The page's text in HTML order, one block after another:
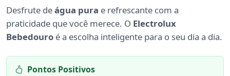
Desfrute deágua pura e refrescante com a
praticidade que você merece. O Electrolux
Bebedouro é a escolha inteligente para o seu dia a dia.
Pontos Positivos